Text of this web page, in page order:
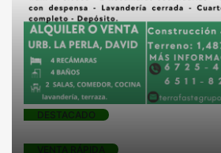
DESTACADO
VENTA RÁPIDA